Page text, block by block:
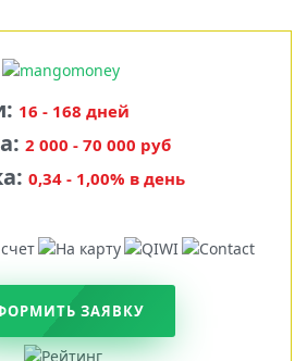
16 - 168 дней
2 000 - 70 000 руб
0,34 - 1,00% в день
ЗАЯВКУ